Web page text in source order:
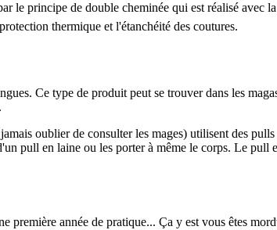
le principe de double cheminée qui est réalisé
thermique et l'étanchéité des coutures.
Ce type de produit peut se trouver dans les
oublier de consulter les mages) utilisent des
pull en laine ou les porter à même le corps. Le
première année de pratique... Ça y est vous êtes